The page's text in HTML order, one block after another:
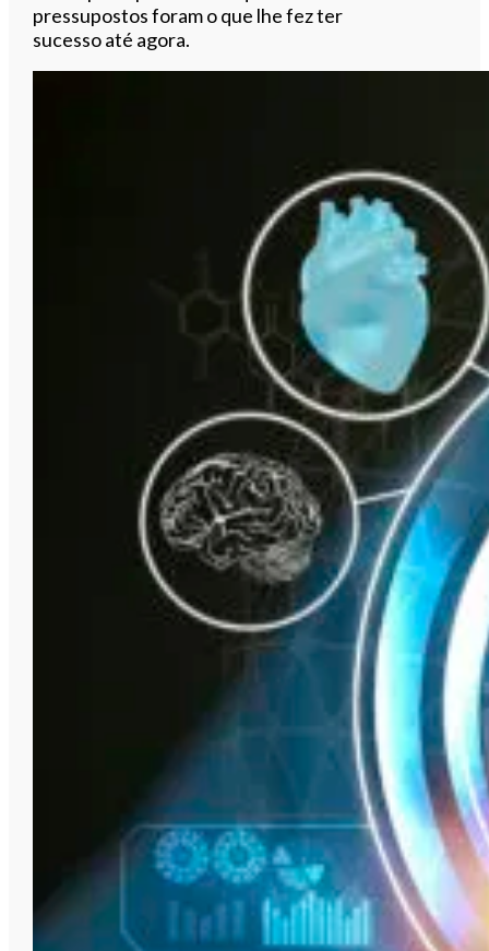
pressupostos foram o que lhe fez ter
sucesso até agora.